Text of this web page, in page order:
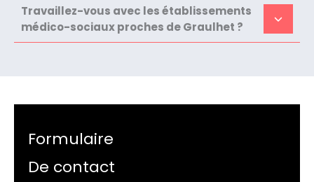
Travaillez-vous avec les établissements
médico-sociaux proches de Graulhet ?
Formulaire
De contact